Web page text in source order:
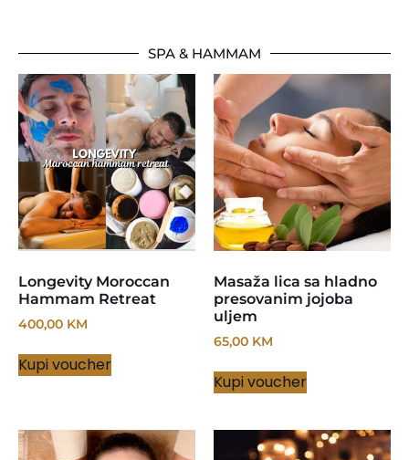
SPA & HAMMAM
Longevity Moroccan
Hammam Retreat
400,00 KM
Kupi voucher
Masaža lica sa hladno
presovanim jojoba
uljem
65,00 KM
Kupi voucher